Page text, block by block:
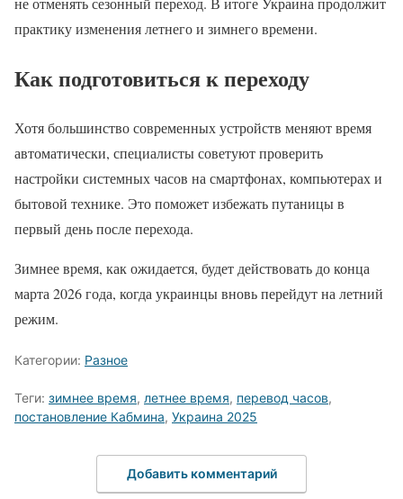
практику изменения летнего и зимнего времени.
Как подготовиться к переходу
Хотя большинство современных устройств меняют время
автоматически, специалисты советуют проверить
настройки системных часов на смартфонах, компьютерах и
бытовой технике. Это поможет избежать путаницы в
первый день после перехода.
Зимнее время, как ожидается, будет действовать до конца
марта 2026 года, когда украинцы вновь перейдут на летний
режим.
Категории: Разное
Теги: зимнее время, летнее время, перевод часов,
постановление Кабмина, Украина 2025
Добавить комментарий